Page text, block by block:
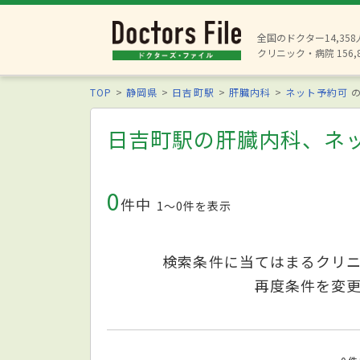
全国のドクター14,358
クリニック・病院
TOP 静岡県 日吉町駅 肝臓内科 ネット予約可
日吉町駅の肝臓内科、ネ
0件中 1〜0件を表示
検索条件に当てはまるクリ
再度条件を変